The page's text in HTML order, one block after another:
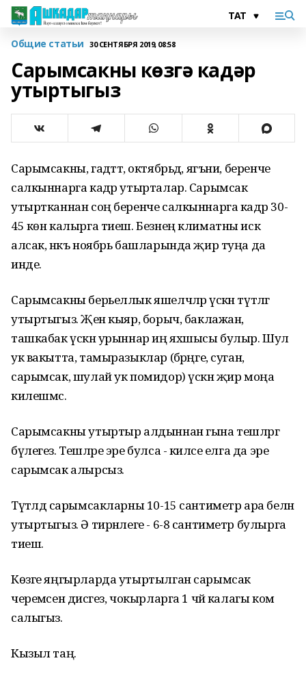
Общие статьи 30 СЕНТЯБРЯ 2019, 08:58
Сарымсакны көзгә кадәр
утыртыгыз
Сарымсакны, гадәттә, октябрьдә, ягъни, беренче
салкыннарга кадәр утырталар. Сарымсак
утыртканнан соң беренче салкыннарга кадәр 30-
45 көн калырга тиеш. Безнең климатны искә
алсак, нәкъ ноябрь башларында җир туңа да
инде.
Сарымсакны берьеллык яшелчәләр үскән түтәлгә
утыртыгыз. Җәен кыяр, борыч, баклажан,
ташкабак үскән урыннар иң яхшысы булыр. Шул
ук вакытта, тамыразыклар (бәрәңге, суган,
сарымсак, шулай ук помидор) үскән җир моңа
килешмәс.
Сарымсакны утыртыр алдыннан гына тешләргә
бүлегез. Тешләре эре булса - киләсе елга да эре
сарымсак алырсыз.
Түтәлдә сарымсакларны 10-15 сантиметр ара белән
утыртыгыз. Ә тирәнлеге - 6-8 сантиметр булырга
тиеш.
Көзге яңгырларда утыртылган сарымсак
черемәсен дисәгез, чокырларга 1 чәй калагы ком
салыгыз.
Кызыл таң.